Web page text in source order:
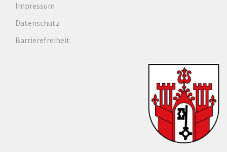
Impressum
Datenschutz
Barrierefreiheit